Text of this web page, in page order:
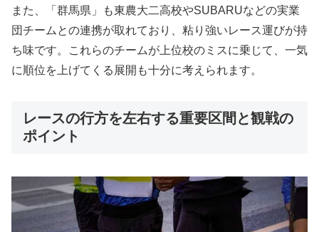
また、「群馬県」も東農大二高校やSUBARUなどの実業
団チームとの連携が取れており、粘り強いレース運びが持
ち味です。これらのチームが上位校のミスに乗じて、一気
に順位を上げてくる展開も十分に考えられます。
レースの行方を左右する重要区間と観戦の
ポイント